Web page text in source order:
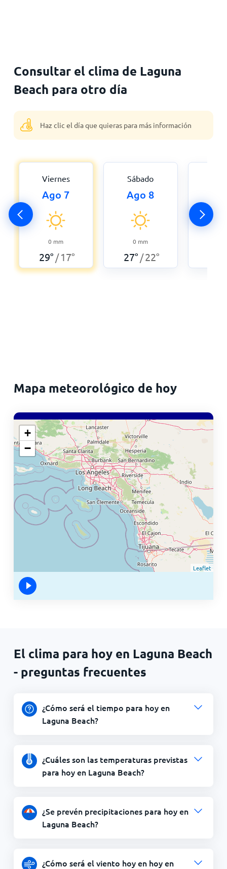
Consultar el clima de Laguna
Beach para otro día
Haz clic el día que quieras para más información
Viernes
Ago 7
0 mm
29° /17°
Sábado
Ago 8
0 mm
27° /22°
Mapa meteorológico de hoy
+
−
Leaflet
El clima para hoy en Laguna Beach
- preguntas frecuentes
¿Cómo será el tiempo para hoy en
Laguna Beach?
¿Cuáles son las temperaturas previstas
para hoy en Laguna Beach?
¿Se prevén precipitaciones para hoy en
Laguna Beach?
¿Cómo será el viento hoy en hoy en